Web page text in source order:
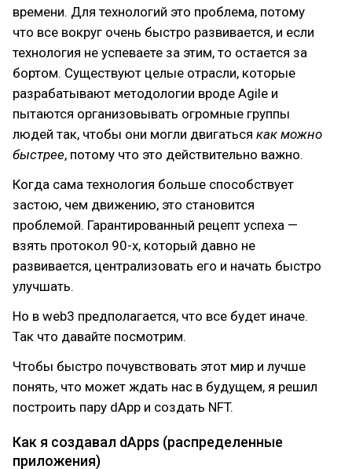
времени. Для технологий это проблема, потому
что все вокруг очень быстро развивается, и если
технология не успеваете за этим, то остается за
бортом. Существуют целые отрасли, которые
разрабатывают методологии вроде Agile и
пытаются организовывать огромные группы
людей так, чтобы они могли двигаться как можно
быстрее, потому что это действительно важно.
Когда сама технология больше способствует
застою, чем движению, это становится
проблемой. Гарантированный рецепт успеха —
взять протокол 90-х, который давно не
развивается, централизовать его и начать быстро
улучшать.
Но в web3 предполагается, что все будет иначе.
Так что давайте посмотрим.
Чтобы быстро почувствовать этот мир и лучше
понять, что может ждать нас в будущем, я решил
построить пару dApp и создать NFT.
Как я создавал dApps (распределенные
приложения)